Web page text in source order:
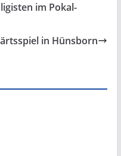
im Pokal-
in Hünsborn